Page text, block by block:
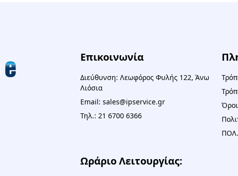
Επικοινωνία
Διεύθυνση: Λεωφόρος Φυλής 122, Άνω
Λιόσια
Email: sales@ipservice.gr
Τηλ.: 21 6700 6366
Ωράριο Λειτουργίας: